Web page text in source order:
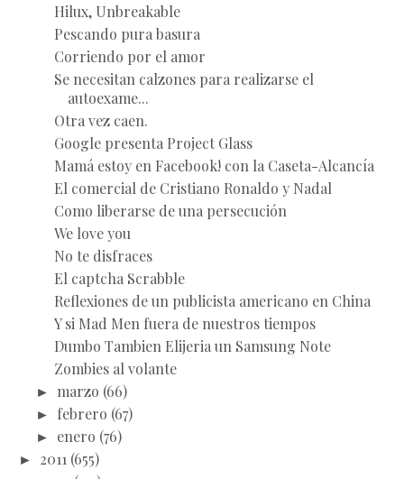
Hilux, Unbreakable
Pescando pura basura
Corriendo por el amor
Se necesitan calzones para realizarse el
autoexame...
Otra vez caen.
Google presenta Project Glass
Mamá estoy en Facebook! con la Caseta-Alcancía
El comercial de Cristiano Ronaldo y Nadal
Como liberarse de una persecución
We love you
No te disfraces
El captcha Scrabble
Reflexiones de un publicista americano en China
Y si Mad Men fuera de nuestros tiempos
Dumbo Tambien Elijeria un Samsung Note
Zombies al volante
► marzo (66)
► febrero (67)
► enero (76)
► 2011 (655)